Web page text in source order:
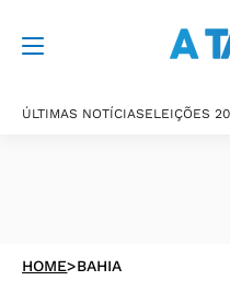
ÚLTIMAS NOTÍCIASELEIÇÕES
HOME>BAHIA